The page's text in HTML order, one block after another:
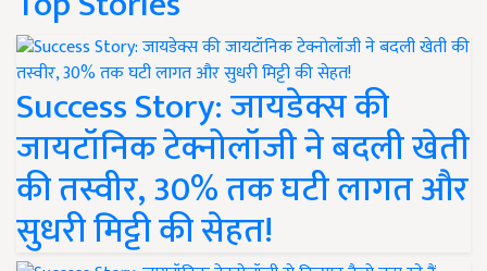
Success Story: जायडेक्स की
जायटॉनिक टेक्नोलॉजी ने बदली खेती
की तस्वीर, 30% तक घटी लागत और
सुधरी मिट्टी की सेहत!